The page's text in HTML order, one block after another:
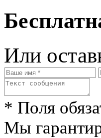
Или
* Поля
Мы